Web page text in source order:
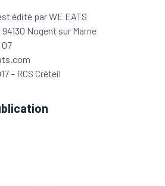
édité par WE EATS
Nogent sur Marne
07
– RCS Créteil